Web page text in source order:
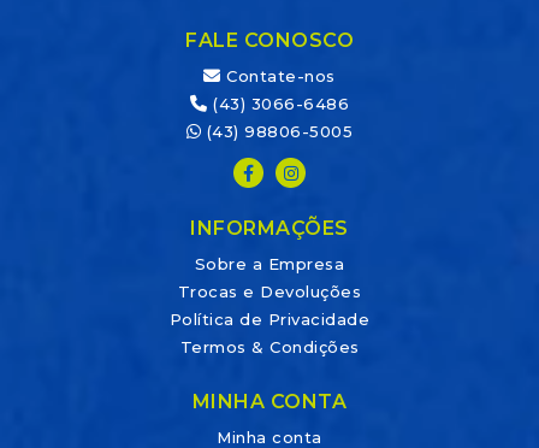
FALE CONOSCO
Contate-nos
(43) 3066-6486
(43) 98806-5005
INFORMAÇÕES
Sobre a Empresa
Trocas e Devoluções
Política de Privacidade
Termos & Condições
MINHA CONTA
Minha conta